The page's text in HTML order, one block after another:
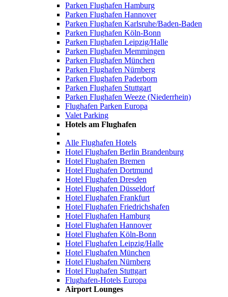
Parken Flughafen Hamburg
Parken Flughafen Hannover
Parken Flughafen Karlsruhe/Baden-Baden
Parken Flughafen Köln-Bonn
Parken Flughafen Leipzig/Halle
Parken Flughafen Memmingen
Parken Flughafen München
Parken Flughafen Nürnberg
Parken Flughafen Paderborn
Parken Flughafen Stuttgart
Parken Flughafen Weeze (Niederrhein)
Flughafen Parken Europa
Valet Parking
Hotels am Flughafen
Alle Flughafen Hotels
Hotel Flughafen Berlin Brandenburg
Hotel Flughafen Bremen
Hotel Flughafen Dortmund
Hotel Flughafen Dresden
Hotel Flughafen Düsseldorf
Hotel Flughafen Frankfurt
Hotel Flughafen Friedrichshafen
Hotel Flughafen Hamburg
Hotel Flughafen Hannover
Hotel Flughafen Köln-Bonn
Hotel Flughafen Leipzig/Halle
Hotel Flughafen München
Hotel Flughafen Nürnberg
Hotel Flughafen Stuttgart
Flughafen-Hotels Europa
Airport Lounges